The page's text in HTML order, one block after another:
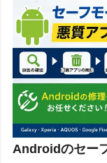
Androidのセー